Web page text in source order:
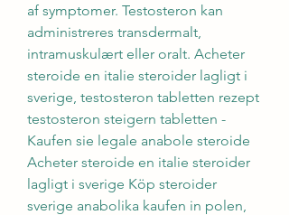
af symptomer. Testosteron kan
administreres transdermalt,
intramuskulært eller oralt. Acheter
steroide en italie steroider lagligt i
sverige, testosteron tabletten rezept
testosteron steigern tabletten -
Kaufen sie legale anabole steroide
Acheter steroide en italie steroider
lagligt i sverige Köp steroider
sverige anabolika kaufen in polen,